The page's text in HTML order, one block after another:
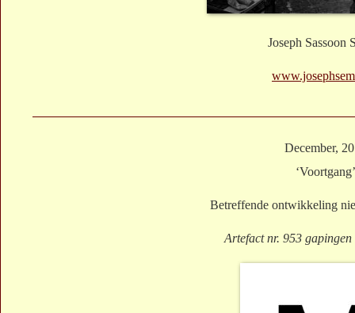
Joseph Sassoon
December,
‘Voortgang’
Betreffende ontwikkeling
Artefact nr. 953 gapingen